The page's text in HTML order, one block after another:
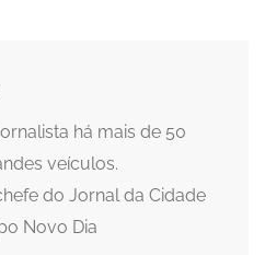
há mais de 50
veículos.
do Jornal da Cidade
Novo Dia